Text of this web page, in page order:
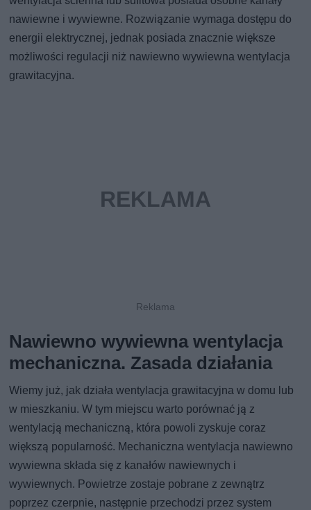
nawiewne i wywiewne. Rozwiązanie wymaga dostępu do
energii elektrycznej, jednak posiada znacznie większe
możliwości regulacji niż nawiewno wywiewna wentylacja
grawitacyjna.
Nawiewno wywiewna wentylacja
mechaniczna. Zasada działania
Wiemy już, jak działa wentylacja grawitacyjna w domu lub
w mieszkaniu. W tym miejscu warto porównać ją z
wentylacją mechaniczną, która powoli zyskuje coraz
większą popularność. Mechaniczna wentylacja nawiewno
wywiewna składa się z kanałów nawiewnych i
wywiewnych. Powietrze zostaje pobrane z zewnątrz
poprzez czerpnie, następnie przechodzi przez system